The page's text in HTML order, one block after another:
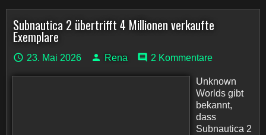
Subnautica 2 übertrifft 4 Millionen verkaufte
Exemplare
23. Mai 2026 Rena 2 Kommentare
Unknown
Worlds gibt
bekannt,
dass
Subnautica 2